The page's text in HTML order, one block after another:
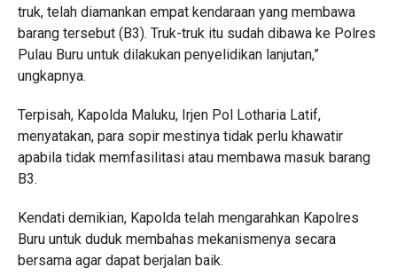
truk, telah diamankan empat kendaraan yang membawa
barang tersebut (B3). Truk-truk itu sudah dibawa ke Polres
Pulau Buru untuk dilakukan penyelidikan lanjutan,”
ungkapnya.
Terpisah, Kapolda Maluku, Irjen Pol Lotharia Latif,
menyatakan, para sopir mestinya tidak perlu khawatir
apabila tidak memfasilitasi atau membawa masuk barang
B3.
Kendati demikian, Kapolda telah mengarahkan Kapolres
Buru untuk duduk membahas mekanismenya secara
bersama agar dapat berjalan baik.